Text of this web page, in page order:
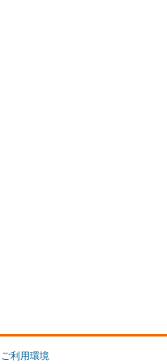
ご利用環境